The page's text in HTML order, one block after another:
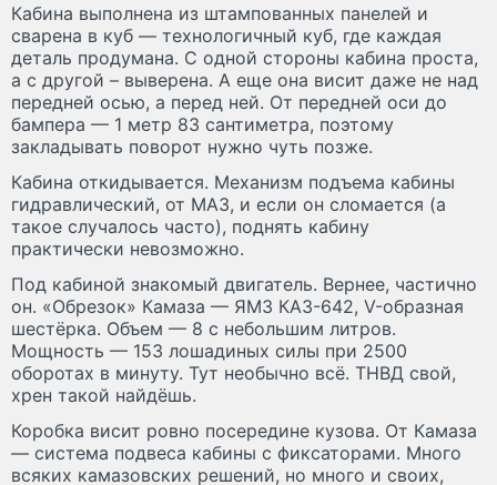
Кабина выполнена из штампованных панелей и
сварена в куб — технологичный куб, где каждая
деталь продумана. С одной стороны кабина проста,
а с другой – выверена. А еще она висит даже не над
передней осью, а перед ней. От передней оси до
бампера — 1 метр 83 сантиметра, поэтому
закладывать поворот нужно чуть позже.
Кабина откидывается. Механизм подъема кабины
гидравлический, от МАЗ, и если он сломается (а
такое случалось часто), поднять кабину
практически невозможно.
Под кабиной знакомый двигатель. Вернее, частично
он. «Обрезок» Камаза — ЯМЗ КАЗ-642, V-образная
шестёрка. Объем — 8 с небольшим литров.
Мощность — 153 лошадиных силы при 2500
оборотах в минуту. Тут необычно всё. ТНВД свой,
хрен такой найдёшь.
Коробка висит ровно посередине кузова. От Камаза
— система подвеса кабины с фиксаторами. Много
всяких камазовских решений, но много и своих,